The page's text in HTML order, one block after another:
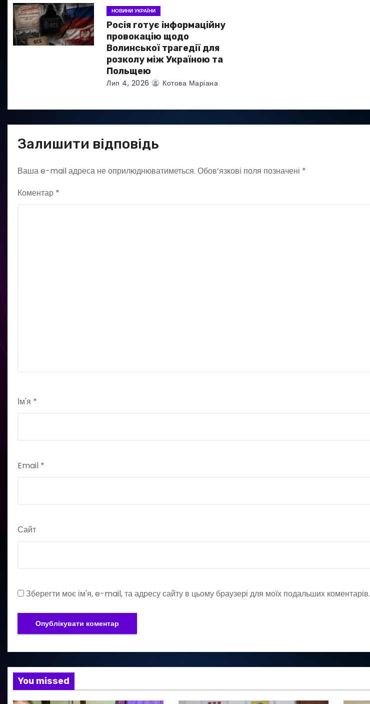
і
в
НОВИНИ УКРАЇНИ
Росія готує інформаційну
провокацію щодо
Волинської трагедії для
розколу між Україною та
Польщею
Лип 4, 2026 Котова Маріана
Залишити відповідь
Ваша e-mail адреса не оприлюднюватиметься. Обов’язкові поля позначені *
Коментар *
Ім'я *
Email *
Сайт
Зберегти моє ім'я, e-mail, та адресу сайту в цьому браузері для моїх подальших коментарів.
You missed